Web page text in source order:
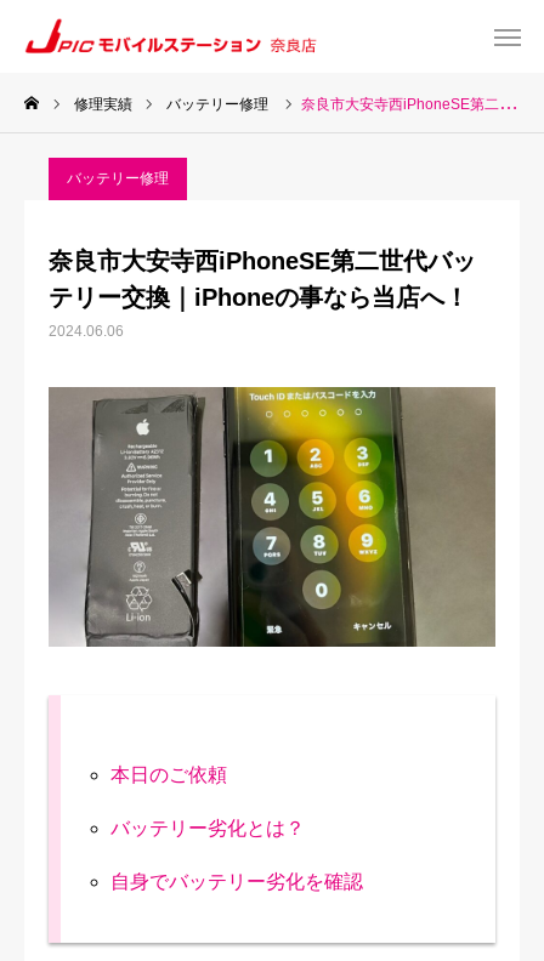
修理実績 バッテリー修理 奈良市大安寺西iPhoneSE第二世代バッテリー交換｜iPhoneの事なら当店へ！
バッテリー修理
奈良市大安寺西iPhoneSE第二世代バッ
テリー交換｜iPhoneの事なら当店へ！
2024.06.06
本日のご依頼
バッテリー劣化とは？
自身でバッテリー劣化を確認
web予約
TOP
about US
修理料金表
修理実績
ご予約・お問合せ